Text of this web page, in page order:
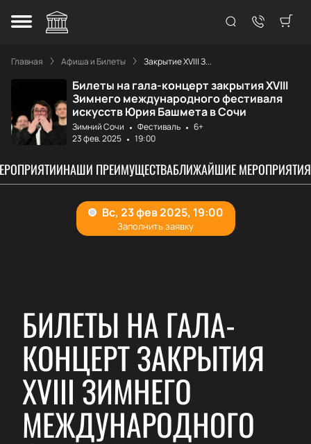
Главная Афиша и Билеты Закрытие XVIII З...
Билеты на гала-концерт закрытия XVIII
Зимнего международного фестиваля
искусств Юрия Башмета в Сочи
Зимний Сочи Фестиваль
6+
23 фев. 2025
19:00
НАШИ ПРЕИМУЩЕСТВАБЛИЖАЙШИЕ МЕРОПРИЯТИЯ
БИЛЕТЫ НА ГАЛА-
КОНЦЕРТ ЗАКРЫТИЯ
XVIII ЗИМНЕГО
МЕЖДУНАРОДНОГО